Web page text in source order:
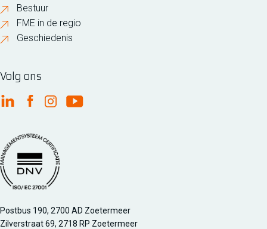
Bestuur
FME in de regio
Geschiedenis
Volg ons
FME Linkedin
FME Facebook
FME Instagram
FME Youtube
Managementsyteem certificatie DNV iso/iec 27001
Postbus 190, 2700 AD Zoetermeer
Zilverstraat 69, 2718 RP Zoetermeer